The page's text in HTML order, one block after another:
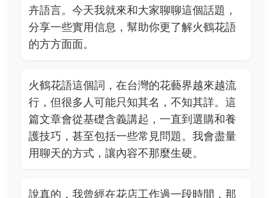
卉語言。今天我就來和大家聊聊這個話題，
分享一些實用信息，幫助你更了解火鶴花語
的方方面面。
火鶴花語這個詞，在台灣的花藝界越來越流
行，但很多人可能只知其名，不知其詳。這
篇文章會從基礎含義講起，一直到選購和養
護技巧，甚至包括一些常見問題。我會盡量
用聊天的方式，讓內容不那麼生硬。
說真的，我曾經在花店工作過一段時間，那